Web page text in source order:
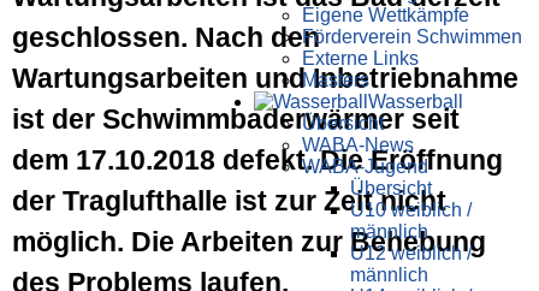
Eigene Wettkämpfe
Förderverein Schwimmen
Externe Links
Masters
Wasser­ball
Übersicht
WABA-News
WABA-Jugend
Übersicht
U10 weiblich /
männlich
U12 weiblich /
männlich
geschlossen. Nach den
Wartungsarbeiten und Inbetriebnahme
ist der Schwimmbaderwärmer seit
dem 17.10.2018 defekt. Die Eröffnung
der Traglufthalle ist zur Zeit nicht
möglich. Die Arbeiten zur Behebung
des Problems laufen.